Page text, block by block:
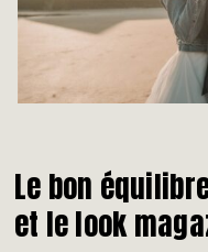
Le bon
et le look